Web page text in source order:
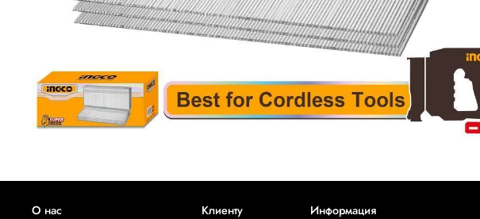
О нас Клиенту Информация